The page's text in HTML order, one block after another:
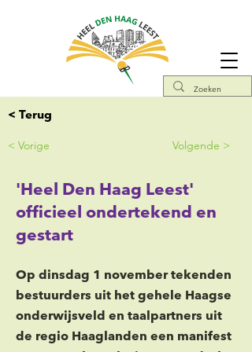
< Terug
< Vorige Volgende >
'Heel Den Haag Leest'
officieel ondertekend en
gestart
Op dinsdag 1 november tekenden
bestuurders uit het gehele Haagse
onderwijsveld en taalpartners uit
de regio Haaglanden een manifest